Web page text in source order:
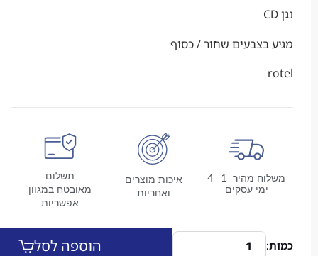
שחור / כסוף
משלוח מהיר 1- 4
איכות מוצרים
תשלום
מאובטח במגוון
הוספה לסל